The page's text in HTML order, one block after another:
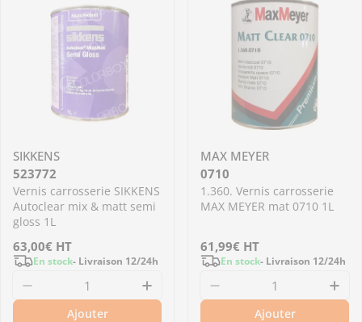
SIKKENS
523772
Vernis carrosserie SIKKENS
Autoclear mix & matt semi
gloss 1L
Prix
régulier
63,00€ HT
En stock- Livraison 12/24h
Diminuer la quantité pour 523772 - Vernis
Augmenter la quantité pour
Ajouter
MAX MEYER
0710
1.360. Vernis carrosserie
MAX MEYER mat 0710 1L
Prix
régulier
61,99€ HT
En stock- Livraison 12/24h
Diminuer la quantité
Ajouter